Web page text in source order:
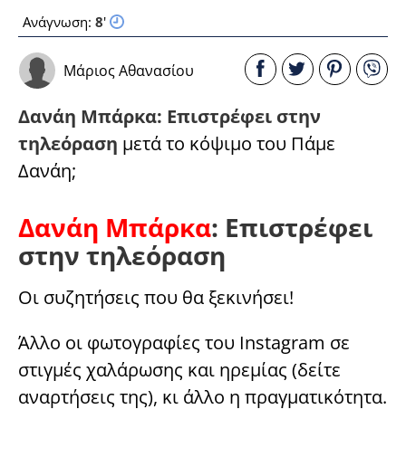
Ανάγνωση: 8'
Μάριος Αθανασίου
Δανάη Μπάρκα: Επιστρέφει στην
τηλεόραση μετά το κόψιμο του Πάμε
Δανάη;
Δανάη Μπάρκα: Επιστρέφει
στην τηλεόραση
Οι συζητήσεις που θα ξεκινήσει!
Άλλο οι φωτογραφίες του Instagram σε
στιγμές χαλάρωσης και ηρεμίας (δείτε
αναρτήσεις της), κι άλλο η πραγματικότητα.